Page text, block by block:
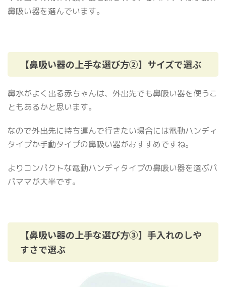
鼻吸い器を選んでいます。
【鼻吸い器の上手な選び方②】サイズで選ぶ
鼻水がよく出る赤ちゃんは、外出先でも鼻吸い器を使うこ
ともあるかと思います。
なので外出先に持ち運んで行きたい場合には電動ハンディ
タイプか手動タイプの鼻吸い器がおすすめですね。
よりコンパクトな電動ハンディタイプの鼻吸い器を選ぶパ
パママが大半です。
【鼻吸い器の上手な選び方③】手入れのしや
すさで選ぶ